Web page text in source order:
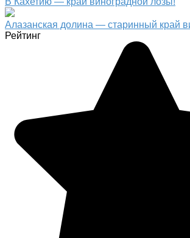
Алазанская долина — старинный край
Рейтинг